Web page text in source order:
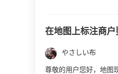
在地图上标注商户
やさしい布
尊敬的用户您好，地图